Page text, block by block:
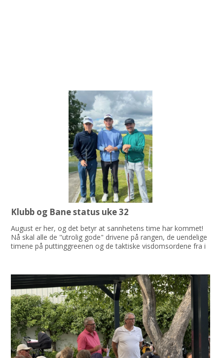
Klubb og Bane status uke 32
August er her, og det betyr at sannhetens time har kommet!
Nå skal alle de "utrolig gode" drivene på rangen, de uendelige
timene på puttinggreenen og de taktiske visdomsordene fra i